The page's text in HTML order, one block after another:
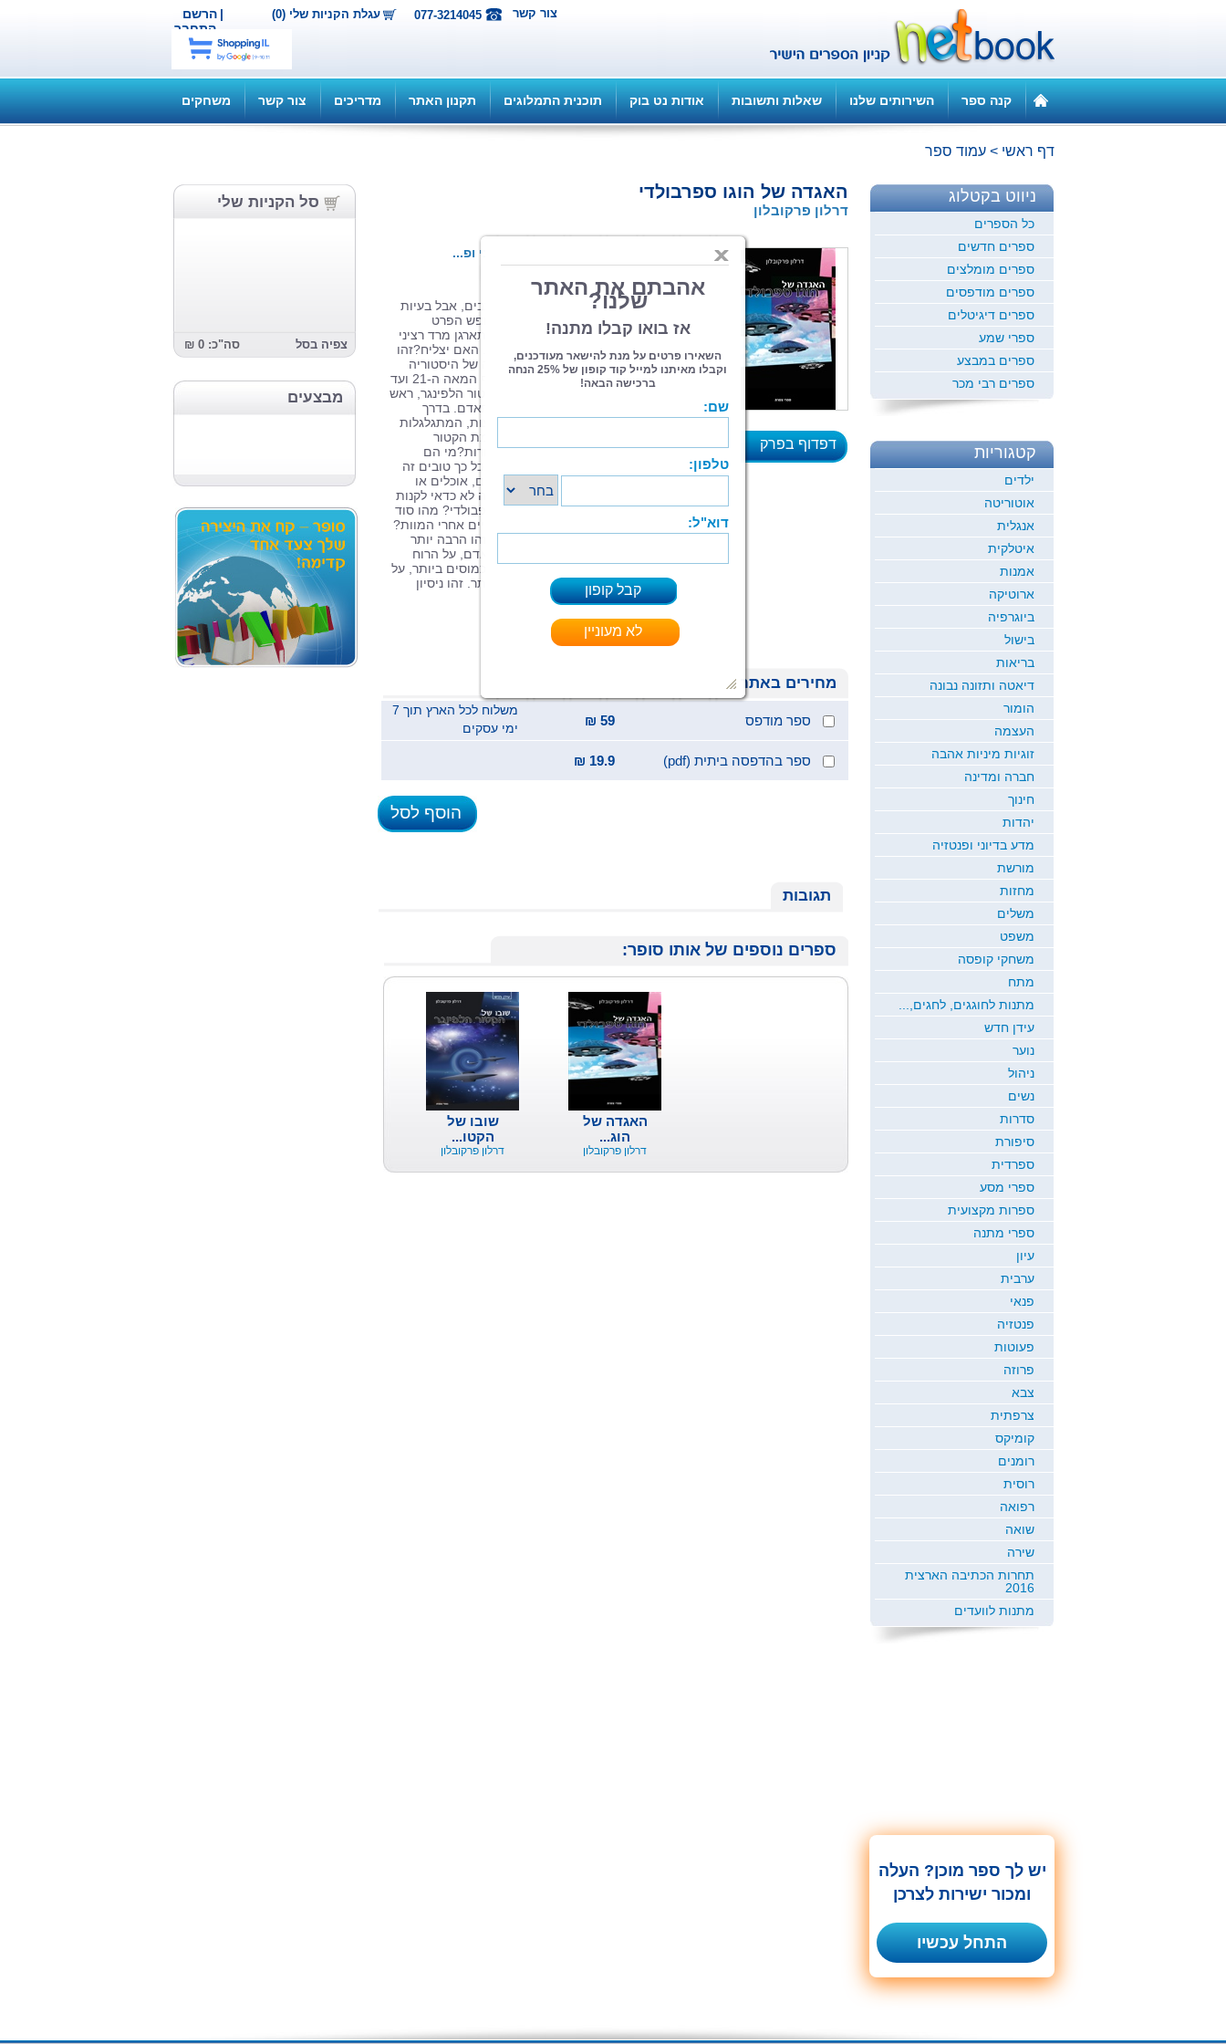
הרשם |
התחבר
עגלת הקניות שלי (0) 077-3214045 צור קשר
קנה ספר השירותים שלנו שאלות ותשובות אודות נט בוק תוכנית התמלוגים תקנון האתר מדריכים צור קשר משחקים
דף ראשי > עמוד ספר
סל הקניות שלי
צפיה בסל סה"כ: 0 ₪
מבצעים
האגדה של הוגו ספרבולדי
דרלון פרקובלון
דפדוף בפרק
| תחום: מדע בדיוני ופ...
העתיד הרחוק. האנושות יישבה מאות כוכבים, אבל בעיות
ישנות כמו שחיתות, מיסוי יתר והגבלת חופש הפרט
ממשיכות להטריד אותה. מחוסר בררה מתארגן מרד רציני
כנגד השלטון המרכזי בכל מושבות האדם. האם יצליח?זהו
סיפור יוצא דופן, המגולל חמש מאות שנה של היסטוריה
עתידנית, מאז הבריחה מכדור הארץ בסוף המאה ה-21 ועד
המרד הגדול נגד שלטונו המושחת של הקטור הלפינגר, ראש
ממשלת "האיחוד", השולט בכל מושבות האדם. בדרך
תפגשו כמה נשמות מיוחדות וגם משעשעות, המתגלגלות
לאורך הדורות בגופים שונים.אז מיהו באמת הקטור
הלפינגר, ולמה הסגן שלו תמיד רואה שחורות?מי הם
הדרולינגים, גזע חייזרי דמוי אדם שיצוריו כל כך טובים זה
כלפי זה, אבל את כל שארהיצורים מחסלים, אוכלים או
שולחים לגלות?מי הם הפרקובלונים? למה לא כדאי לקנות
אצלם שואב אבק או מאוורר?מיהו הוגו ספבולדי? מהו סוד
היקום? האם יש אלוהים? האם קיימים חיים אחרי המוות?
ובעיקר: האם הכול רשום והרשות נתונה?זהו הרבה יותר
מסיפור מדע בדיוני. זהו סיפור על נפש האדם, על הרוח
הנצחית המפעמת בקרבו. על רצונותיה הכמוסים ביותר, על
ההצלחות וגם על הכישלונות הגדולים ביותר. זהו ניסיון
לגלות מה מסתתר עמוק בתוך הנשמה.
מחירים באתר
ספר מודפס 59 ₪
משלוח לכל הארץ תוך 7
ימי עסקים
ספר בהדפסה ביתית (pdf) 19.9 ₪
הוסף לסל
תגובות
ספרים נוספים של אותו סופר:
שובו של
הקטו...
דרלון פרקובלון
האגדה של
הוג...
דרלון פרקובלון
ניווט בקטלוג
כל הספרים
ספרים חדשים
ספרים מומלצים
ספרים מודפסים
ספרים דיגיטלים
ספרי שמע
ספרים במבצע
ספרים רבי מכר
קטגוריות
ילדים
אוטוריטה
אנגלית
איטלקית
אמנות
ארוטיקה
ביוגרפיה
בישול
בריאות
דיאטה ותזונה נבונה
הומור
העצמה
זוגיות מיניות אהבה
חברה ומדינה
חינוך
יהדות
מדע בדיוני ופנטזיה
מורשת
מחזות
משלים
משפט
משחקי קופסה
מתח
מתנות לחוגגים, לחגים,...
עידן חדש
נוער
ניהול
נשים
סדרות
סיפורת
ספרדית
ספרי מסע
ספרות מקצועית
ספרי מתנה
עיון
ערבית
פנאי
פנטזיה
פעוטות
פרוזה
צבא
צרפתית
קומיקס
רומנים
רוסית
רפואה
שואה
שירה
תחרות הכתיבה הארצית
2016
מתנות לוועדים
יש לך ספר מוכן? העלה
ומכור ישירות לצרכן
התחל עכשיו